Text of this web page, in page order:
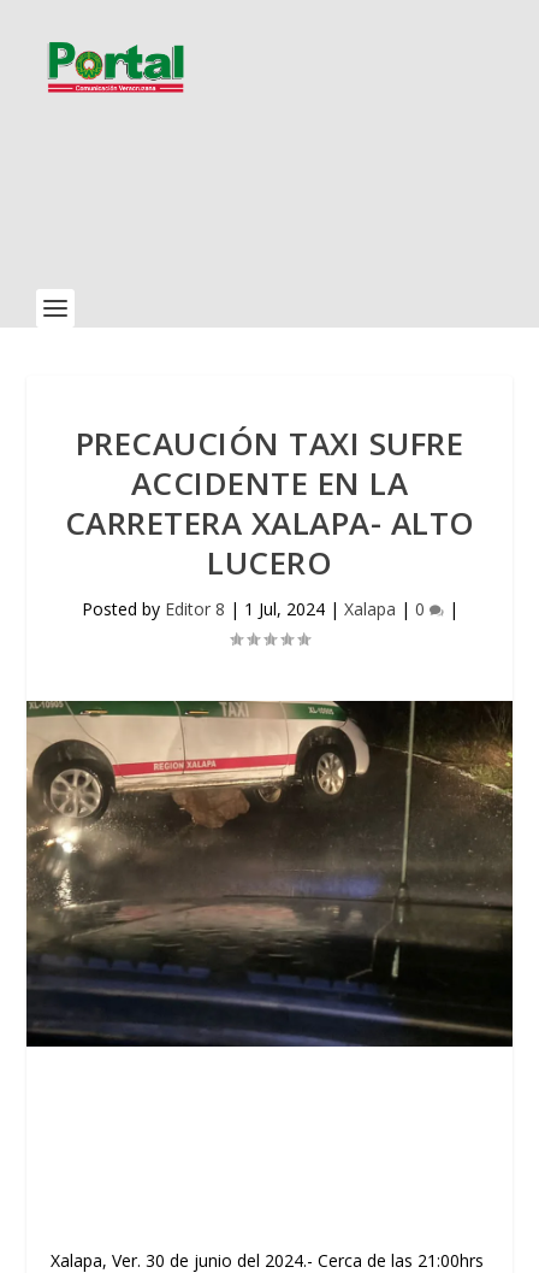
PRECAUCIÓN TAXI SUFRE
ACCIDENTE EN LA
CARRETERA XALAPA- ALTO
LUCERO
Posted by Editor 8 | 1 Jul, 2024| Xalapa | 0 |
Xalapa, Ver. 30 de junio del 2024.- Cerca de las 21:00hrs